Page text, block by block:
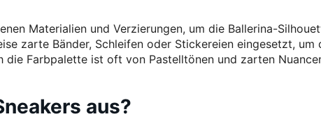
Materialien und Verzierungen, um die Ballerina-
zarte Bänder, Schleifen oder Stickereien eingesetzt, um
die Farbpalette ist oft von Pastelltönen und zarten
aus?